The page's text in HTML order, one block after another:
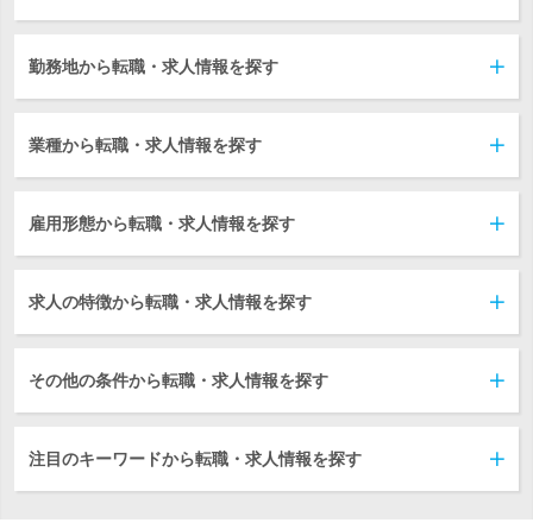
勤務地から転職・求人情報を探す
業種から転職・求人情報を探す
雇用形態から転職・求人情報を探す
求人の特徴から転職・求人情報を探す
その他の条件から転職・求人情報を探す
注目のキーワードから転職・求人情報を探す